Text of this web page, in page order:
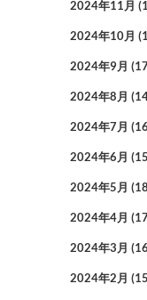
2024年11月
2024年10月
2024年9月
2024年8月
2024年7月
2024年6月
2024年5月
2024年4月
2024年3月
2024年2月